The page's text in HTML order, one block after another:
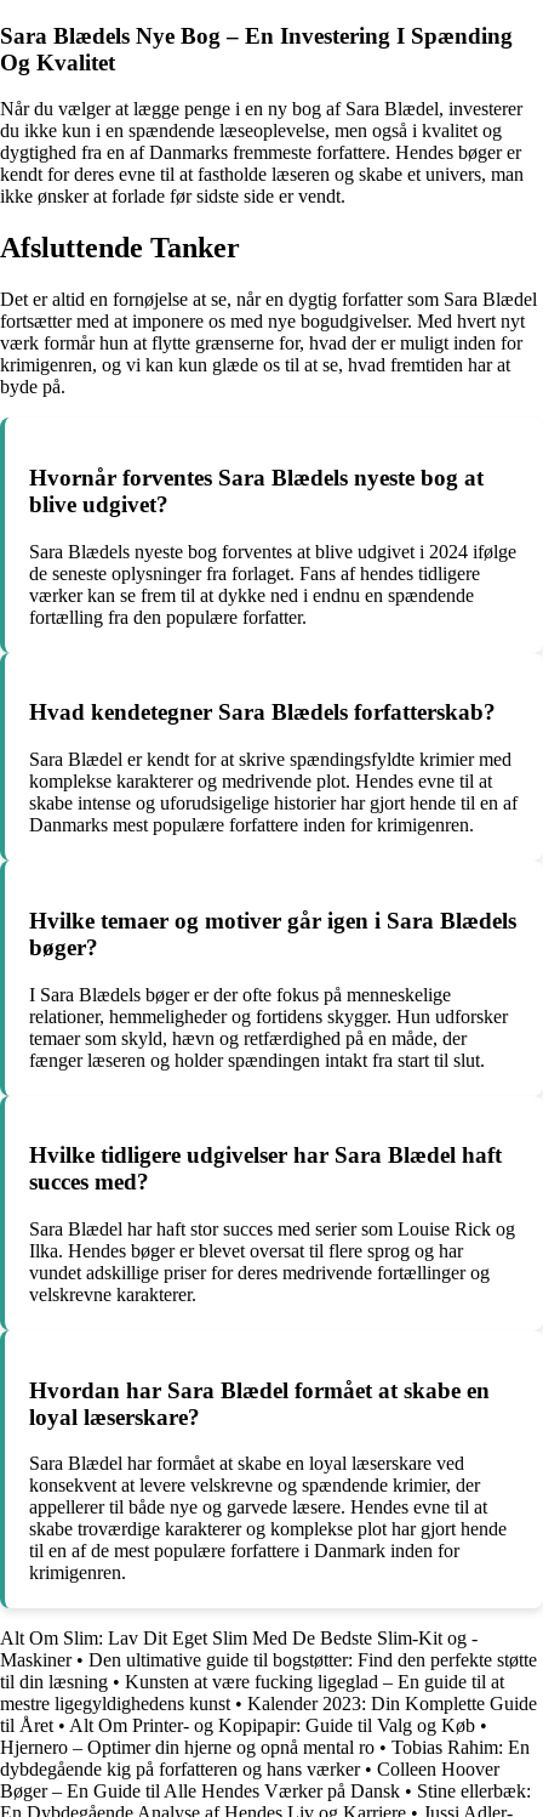
Sara Blædels Nye Bog – En Investering I Spænding
Og Kvalitet
Når du vælger at lægge penge i en ny bog af Sara Blædel, investerer
du ikke kun i en spændende læseoplevelse, men også i kvalitet og
dygtighed fra en af Danmarks fremmeste forfattere. Hendes bøger er
kendt for deres evne til at fastholde læseren og skabe et univers, man
ikke ønsker at forlade før sidste side er vendt.
Afsluttende Tanker
Det er altid en fornøjelse at se, når en dygtig forfatter som Sara Blædel
fortsætter med at imponere os med nye bogudgivelser. Med hvert nyt
værk formår hun at flytte grænserne for, hvad der er muligt inden for
krimigenren, og vi kan kun glæde os til at se, hvad fremtiden har at
byde på.
Hvornår forventes Sara Blædels nyeste bog at
blive udgivet?
Sara Blædels nyeste bog forventes at blive udgivet i 2024 ifølge
de seneste oplysninger fra forlaget. Fans af hendes tidligere
værker kan se frem til at dykke ned i endnu en spændende
fortælling fra den populære forfatter.
Hvad kendetegner Sara Blædels forfatterskab?
Sara Blædel er kendt for at skrive spændingsfyldte krimier med
komplekse karakterer og medrivende plot. Hendes evne til at
skabe intense og uforudsigelige historier har gjort hende til en af
Danmarks mest populære forfattere inden for krimigenren.
Hvilke temaer og motiver går igen i Sara Blædels
bøger?
I Sara Blædels bøger er der ofte fokus på menneskelige
relationer, hemmeligheder og fortidens skygger. Hun udforsker
temaer som skyld, hævn og retfærdighed på en måde, der
fænger læseren og holder spændingen intakt fra start til slut.
Hvilke tidligere udgivelser har Sara Blædel haft
succes med?
Sara Blædel har haft stor succes med serier som Louise Rick og
Ilka. Hendes bøger er blevet oversat til flere sprog og har
vundet adskillige priser for deres medrivende fortællinger og
velskrevne karakterer.
Hvordan har Sara Blædel formået at skabe en
loyal læserskare?
Sara Blædel har formået at skabe en loyal læserskare ved
konsekvent at levere velskrevne og spændende krimier, der
appellerer til både nye og garvede læsere. Hendes evne til at
skabe troværdige karakterer og komplekse plot har gjort hende
til en af de mest populære forfattere i Danmark inden for
krimigenren.
Alt Om Slim: Lav Dit Eget Slim Med De Bedste Slim-Kit og -
Maskiner• Den ultimative guide til bogstøtter: Find den perfekte støtte
til din læsning • Kunsten at være fucking ligeglad – En guide til at
mestre ligegyldighedens kunst • Kalender 2023: Din Komplette Guide
til Året • Alt Om Printer- og Kopipapir: Guide til Valg og Køb •
Hjernero – Optimer din hjerne og opnå mental ro • Tobias Rahim: En
dybdegående kig på forfatteren og hans værker• Colleen Hoover
Bøger – En Guide til Alle Hendes Værker på Dansk • Stine ellerbæk: